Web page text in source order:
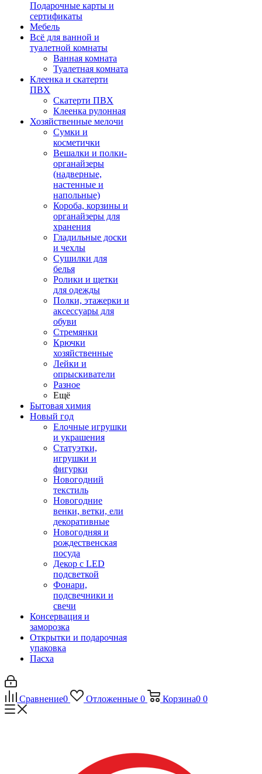
Подарочные карты и
сертификаты
Мебель
Всё для ванной и
туалетной комнаты
Ванная комната
Туалетная комната
Клеенка и скатерти
ПВХ
Скатерти ПВХ
Клеенка рулонная
Хозяйственные мелочи
Сумки и
косметички
Вешалки и полки-
органайзеры
(надверные,
настенные и
напольные)
Короба, корзины и
органайзеры для
хранения
Гладильные доски
и чехлы
Сушилки для
белья
Ролики и щетки
для одежды
Полки, этажерки и
аксессуары для
обуви
Стремянки
Крючки
хозяйственные
Лейки и
опрыскиватели
Разное
Ещё
Бытовая химия
Новый год
Елочные игрушки
и украшения
Статуэтки,
игрушки и
фигурки
Новогодний
текстиль
Новогодние
венки, ветки, ели
декоративные
Новогодняя и
рождественская
посуда
Декор с LED
подсветкой
Фонари,
подсвечники и
свечи
Консервация и
заморозка
Открытки и подарочная
упаковка
Пасха
Сравнение0 Отложенные 0 Корзина0 0